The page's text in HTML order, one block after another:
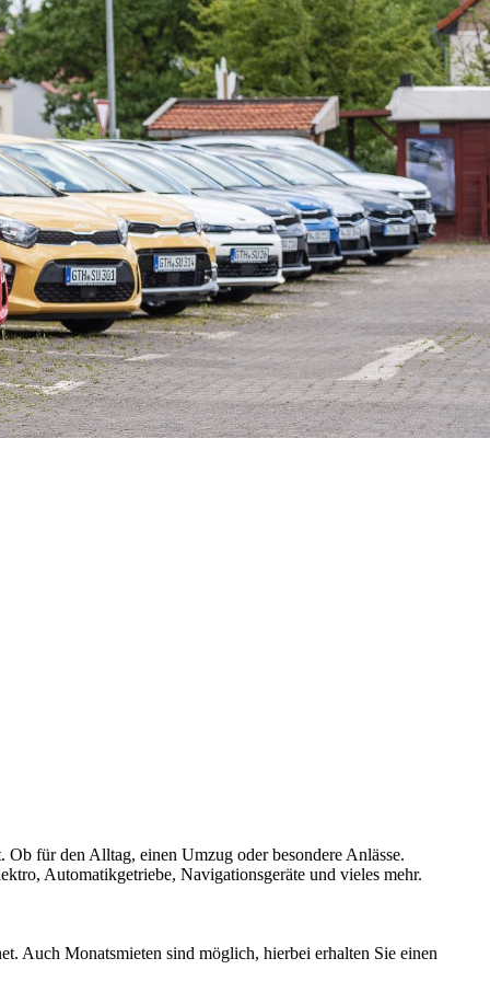
für den Alltag, einen Umzug oder besondere Anlässe.
Automatikgetriebe, Navigationsgeräte und vieles mehr.
Auch Monatsmieten sind möglich, hierbei erhalten Sie einen